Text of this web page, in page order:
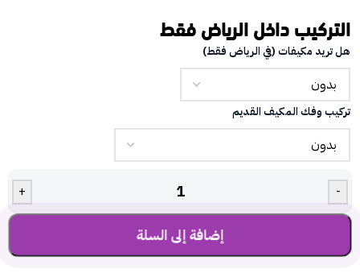
التركيب داخل الرياض فقط
هل تريد مكيفات (في الرياض فقط)
تركيب وفك المكيف القديم
-
+
إضافة إلى السلة